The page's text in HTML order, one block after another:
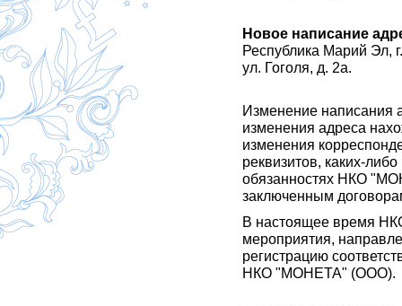
Новое написание
Республика Марий Эл,
ул. Гоголя, д. 2а.
Изменение написания
изменения адреса
изменения
реквизитов, каких-
обязанностях НКО
заключенным
В настоящее время
мероприятия,
регистрацию
НКО "МОНЕТА" (ООО).